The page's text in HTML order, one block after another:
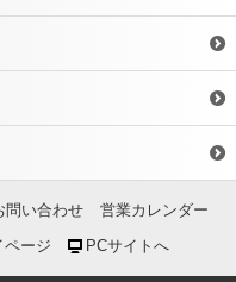
問い合わせ
営業カレンダー
ページ PCサイトへ